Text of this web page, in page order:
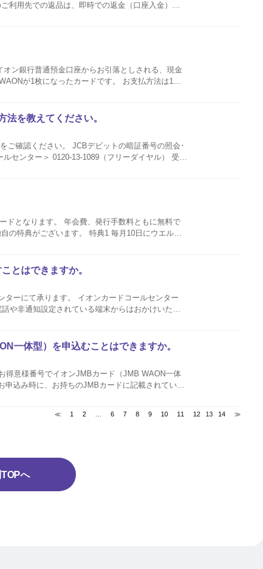
利用先での返品は、即時での返金（口座入金）で
ン銀行普通預金口座からお引落としされる、現金
なったカードです。 お支払方法は1回
を教えてください。
ご確認ください。 JCBデビットの暗証番号の照会･
センター＞ 0120-13-1089（フリーダイヤル） 受付
ドとなります。 年会費、発行手数料ともに無料で
。 特典1 毎月10日にウエルシ
とはできますか。
ーにて承ります。 イオンカードコールセンター
一体型）を申込むことはできますか。
得意様番号でイオンJMBカード（JMB WAON一体
込み時に、お持ちのJMBカードに記載されている
≪ 1 2 6 7 8 9 10 11 12 13 14 ≫
へ